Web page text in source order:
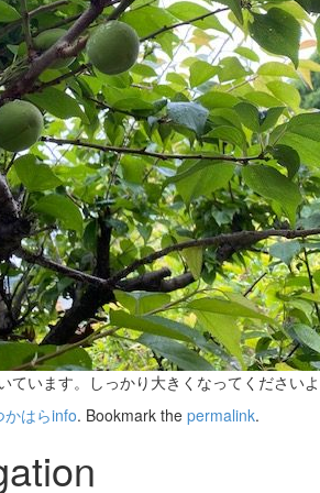
ています。しっかり大きくなってください
かはらinfo. Bookmark the permalink.